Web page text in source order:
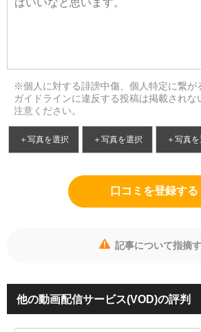
※個人に対する誹謗中傷、個人特定に繋が
ガイドラインに違反する投稿は掲載され
注意ください。
＋写真を選択 ＋写真を選択 ＋写真
口コミを登録する
記事について指摘
他の動画配信サービス(VOD)の評判